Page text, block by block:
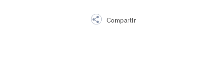
Compartir